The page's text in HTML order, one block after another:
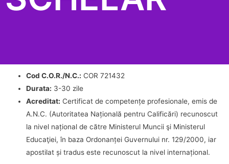
Cod C.O.R./N.C.: COR 721432
Durata: 3-30 zile
Acreditat: Certificat de competențe profesionale, emis de
A.N.C. (Autoritatea Națională pentru Calificări) recunoscut
la nivel național de către Ministerul Muncii şi Ministerul
Educaţiei, în baza Ordonanței Guvernului nr. 129/2000, iar
apostilat și tradus este recunoscut la nivel internațional.